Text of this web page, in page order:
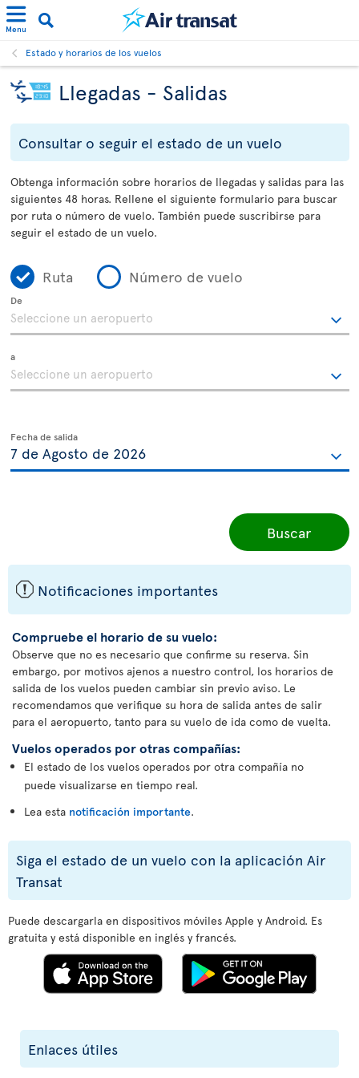
Menu
Estado y horarios de los vuelos
Llegadas - Salidas
Consultar o seguir el estado de un vuelo
Obtenga información sobre horarios de llegadas y salidas para las
siguientes 48 horas. Rellene el siguiente formulario para buscar
por ruta o número de vuelo. También puede suscribirse para
seguir el estado de un vuelo.
Ruta Número de vuelo
De
a
Fecha de salida
Buscar
ü Notificaciones importantes
Compruebe el horario de su vuelo:
Observe que no es necesario que confirme su reserva. Sin
embargo, por motivos ajenos a nuestro control, los horarios de
salida de los vuelos pueden cambiar sin previo aviso. Le
recomendamos que verifique su hora de salida antes de salir
para el aeropuerto, tanto para su vuelo de ida como de vuelta.
Vuelos operados por otras compañías:
El estado de los vuelos operados por otra compañía no
puede visualizarse en tiempo real.
Lea esta notificación importante.
Siga el estado de un vuelo con la aplicación Air
Transat
Puede descargarla en dispositivos móviles Apple y Android. Es
gratuita y está disponible en inglés y francés.
Enlaces útiles